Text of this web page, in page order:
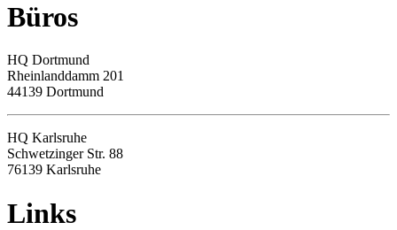
Büros
HQ Dortmund
Rheinlanddamm 201
44139 Dortmund
HQ Karlsruhe
Schwetzinger Str. 88
76139 Karlsruhe
Links